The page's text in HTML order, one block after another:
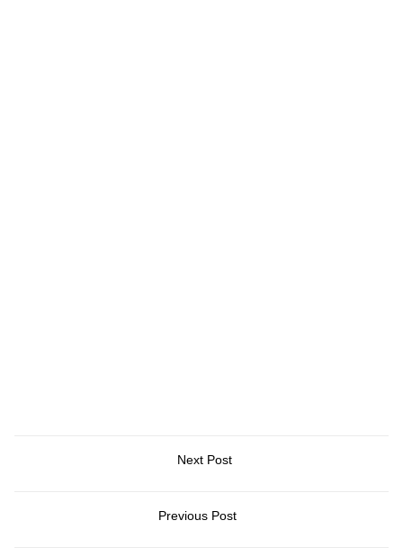
Next Post
Previous Post